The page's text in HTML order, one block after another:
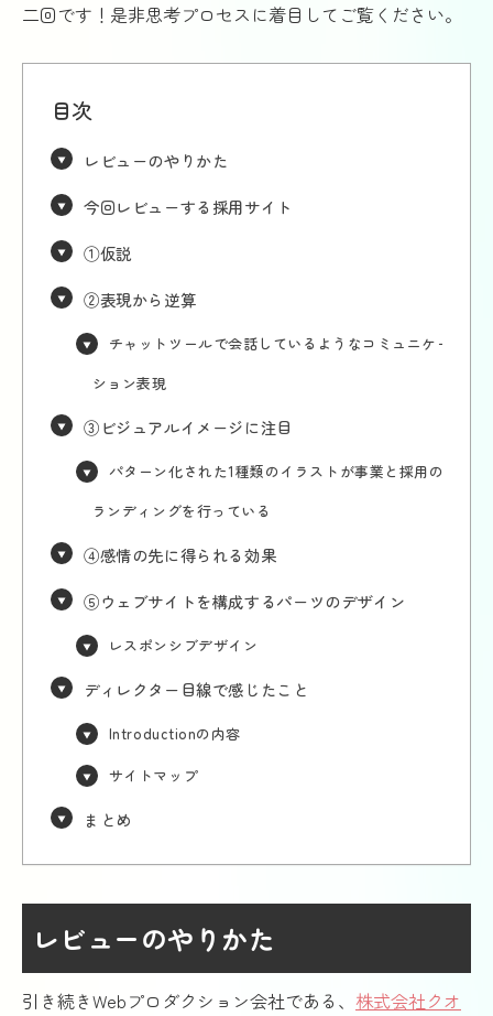
二回です！是非思考プロセスに着目してご覧ください。
目次
レビューのやりかた
今回レビューする採用サイト
①仮説
②表現から逆算
チャットツールで会話しているようなコミュニケー
ション表現
③ビジュアルイメージに注目
パターン化された1種類のイラストが事業と採用のブ
ランディングを行っている
④感情の先に得られる効果
⑤ウェブサイトを構成するパーツのデザイン
レスポンシブデザイン
ディレクター目線で感じたこと
Introductionの内容
サイトマップ
まとめ
レビューのやりかた
引き続きWebプロダクション会社である、 株式会社クオ